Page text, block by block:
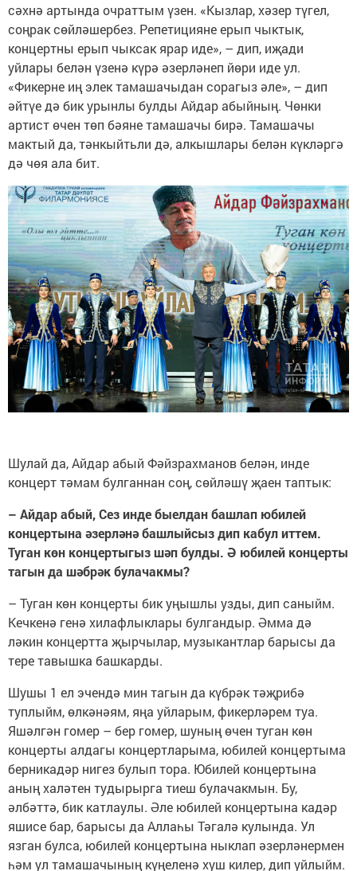
сәхнә артында очраттым үзен. «Кызлар, хәзер түгел,
соңрак сөйләшербез. Репетицияне ерып чыктык,
концертны ерып чыксак ярар иде», – дип, иҗади
уйлары белән үзенә күрә әзерләнеп йөри иде ул.
«Фикерне иң элек тамашачыдан сорагыз әле», – дип
әйтүе дә бик урынлы булды Айдар абыйның. Чөнки
артист өчен төп бәяне тамашачы бирә. Тамашачы
мактый да, тәнкыйтьли дә, алкышлары белән күкләргә
дә чөя ала бит.
Шулай да, Айдар абый Фәйзрахманов белән, инде
концерт тәмам булганнан соң, сөйләшү җаен таптык:
– Айдар абый, Сез инде быелдан башлап юбилей
концертына әзерләнә башлыйсыз дип кабул иттем.
Туган көн концертыгыз шәп булды. Ә юбилей концерты
тагын да шәбрәк булачакмы?
– Туган көн концерты бик уңышлы узды, дип саныйм.
Кечкенә генә хилафлыклары булгандыр. Әмма дә
ләкин концертта җырчылар, музыкантлар барысы да
тере тавышка башкарды.
Шушы 1 ел эчендә мин тагын да күбрәк тәҗрибә
туплыйм, өлкәнәям, яңа уйларым, фикерләрем туа.
Яшәлгән гомер – бер гомер, шуның өчен туган көн
концерты алдагы концертларыма, юбилей концертыма
берникадәр нигез булып тора. Юбилей концертына
аның халәтен тудырырга тиеш булачакмын. Бу,
әлбәттә, бик катлаулы. Әле юбилей концертына кадәр
яшисе бар, барысы да Аллаһы Тәгалә кулында. Ул
язган булса, юбилей концертына ныклап әзерләнермен
һәм ул тамашачының күңеленә хуш килер, дип уйлыйм.